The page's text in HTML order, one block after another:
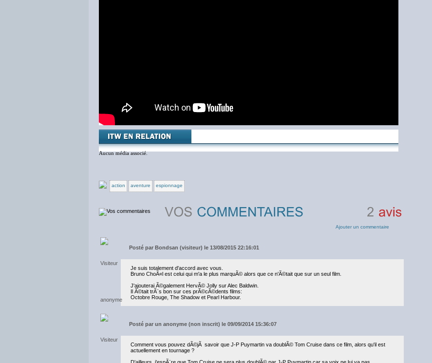
Aucun média associé.
action aventure espionnage
Ajouter un commentaire
Posté par Bondsan (visiteur) le 13/08/2015 22:16:01
Je suis totalement d'accord avec vous.
Bruno ChoÃ«l est celui qui m'a le plus marquÃ© alors que ce n'Ã©tait que sur un seul film.
J'ajouterai Ã©galement HervÃ© Jolly sur Alec Baldwin.
Il Ã©tait trÃ¨s bon sur ces prÃ©cÃ©dents films:
Octobre Rouge, The Shadow et Pearl Harbour.
Posté par un anonyme (non inscrit) le 09/09/2014 15:36:07
Comment vous pouvez dÃ©jÃ savoir que J-P Puymartin va doublÃ© Tom Cruise dans ce film, alors qu'il est
actuellement en tournage ?